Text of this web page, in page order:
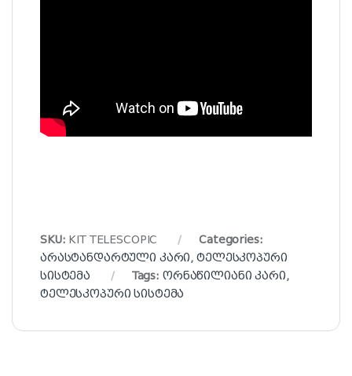
SKU: KIT TELESCOPIC
Categories:
არასტანდარტული კარი,ტელესკოპური
სისტემა
Tags: ორნაწილიანი კარი,
ტელესკოპური სისტემა